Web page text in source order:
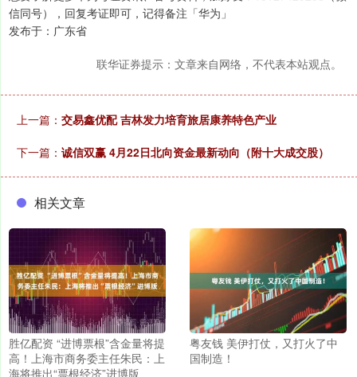
信同号），回复考证即可，记得备注「华为」
发布于：广东省
联华证券提示：文章来自网络，不代表本站观点。
上一篇： 交易鑫优配 吉林发力培育旅居康养特色产业
下一篇： 诚信双赢 4月22日北向资金最新动向（附十大成交股）
相关文章
胜亿配资 “进博票根”含金量将提
高！上海市商务委主任朱民：上
海将推出“票根经济”进博版
粤友钱 美伊打仗，又打火了中
国制造！